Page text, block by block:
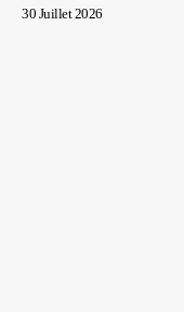
30 Juillet 2026